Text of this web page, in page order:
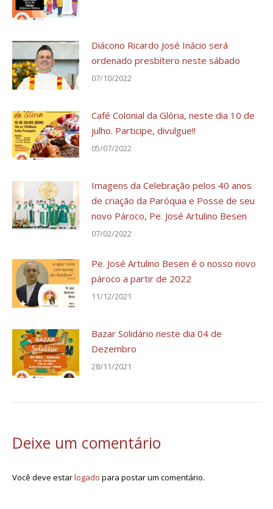
Diácono Ricardo José Inácio será
ordenado presbítero neste sábado
07/10/2022
Café Colonial da Glória, neste dia 10 de
julho. Participe, divulgue!!
05/07/2022
Imagens da Celebração pelos 40 anos
de criação da Paróquia e Posse de seu
novo Pároco, Pe. José Artulino Besen
07/02/2022
Pe. José Artulino Besen é o nosso novo
pároco a partir de 2022
11/12/2021
Bazar Solidário neste dia 04 de
Dezembro
28/11/2021
Deixe um comentário
Você deve estarlogado para postar um comentário.